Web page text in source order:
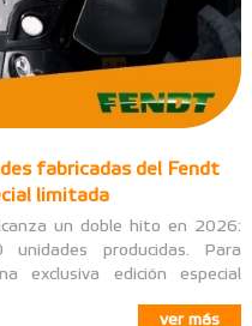
fabricadas del Fendt
limitada
un doble hito en 2026:
producidas. Para
exclusiva edición especial
ver más